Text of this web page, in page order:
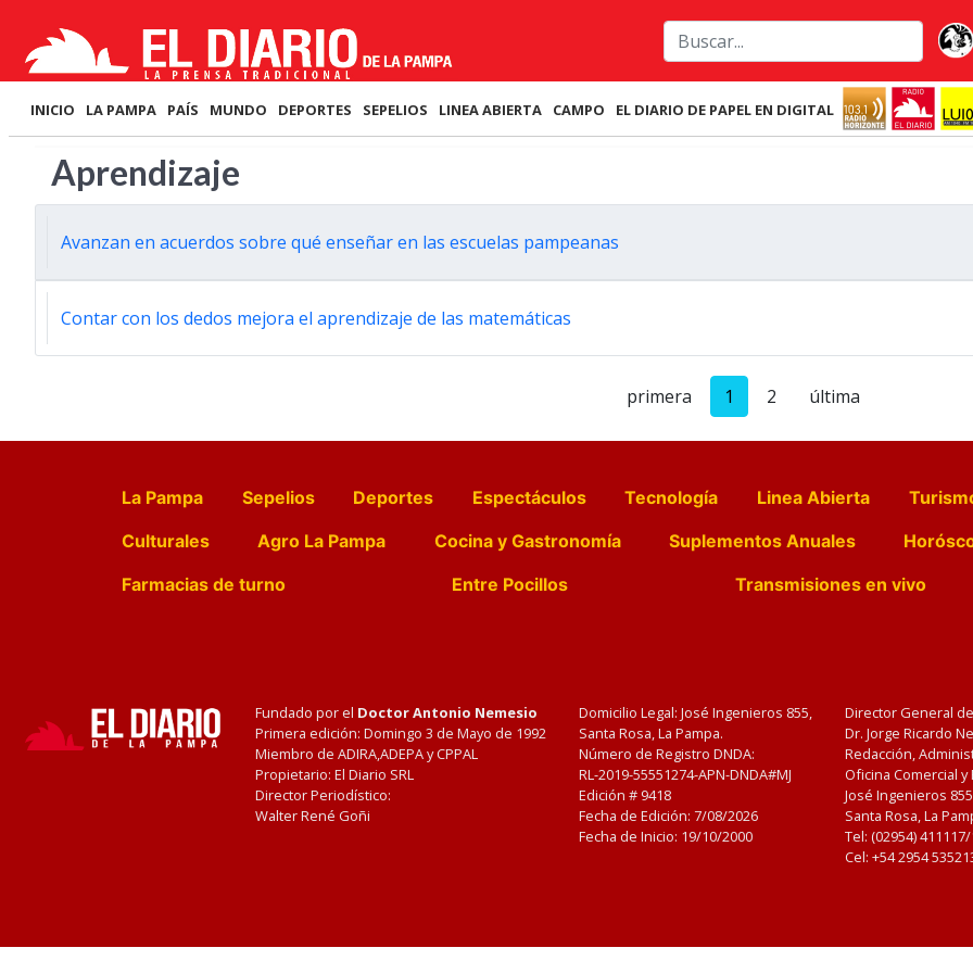
INICIO LA PAMPA PAÍS MUNDO DEPORTES SEPELIOS LINEA ABIERTA CAMPO EL DIARIO DE PAPEL EN DIGITAL
Aprendizaje
Avanzan en acuerdos sobre qué enseñar en las escuelas pampeanas
Contar con los dedos mejora el aprendizaje de las matemáticas
primera 1 2 última
La Pampa Sepelios Deportes Espectáculos Tecnología Linea Abierta
Culturales
Agro La Pampa Cocina y Gastronomía Suplementos Anuales
Farmacias de turno
Entre Pocillos Transmisiones en vivo
Fundado por el Doctor Antonio Nemesio
Primera edición: Domingo 3 de Mayo de 1992
Miembro de ADIRA,ADEPA y CPPAL
Propietario: El Diario SRL
Director Periodístico:
Walter René Goñi
Domicilio Legal: José Ingenieros 855,
Santa Rosa, La Pampa.
Número de Registro DNDA:
RL-2019-55551274-APN-DNDA#MJ
Edición # 9418
Fecha de Edición: 7/08/2026
Fecha de Inicio: 19/10/2000
Director General
Dr. Jorge Ricardo
Redacción,
Oficina Comercial
José Ingenieros
Santa Rosa, La
Tel: (02954)
Cel: +54 2954